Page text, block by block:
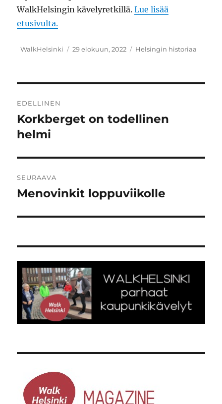
WalkHelsingin kävelyretkillä.Lue lisää
etusivulta.
Kirjoittaja
WalkHelsinki Julkaistu
29 elokuun, 2022 Kategoriat
Helsingin historiaa
selaus
EDELLINEN
Edellinen
artikkeli:
Korkberget on todellinen
helmi
SEURAAVA
Seuraava
Menovinkit loppuviikolle